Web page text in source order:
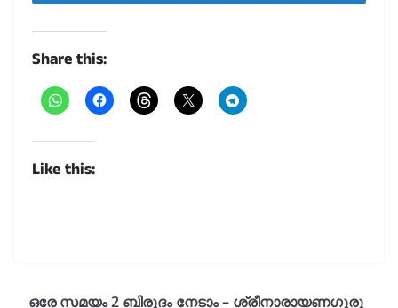
Share this:
Like this:
ഒരേ സമയം 2 ബിരുദം നേടാം – ശ്രീനാരായണഗുരു